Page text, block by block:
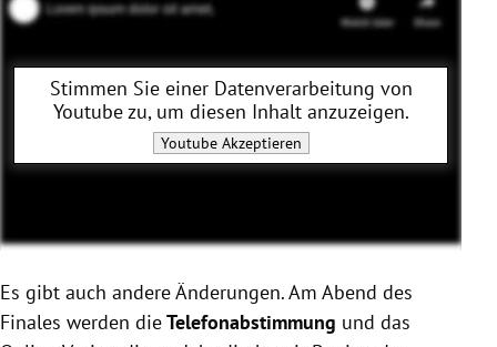
Stimmen Sie einer Datenverarbeitung von
Youtubezu, um diesen Inhalt anzuzeigen.
YoutubeAkzeptieren
Es gibt auch andere Änderungen. Am Abend des
Finales werden dieTelefonabstimmung und das